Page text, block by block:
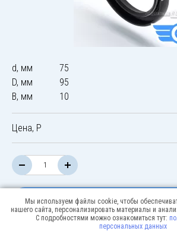
d, мм
75
D, мм
95
B, мм
10
Цена, Р
В корзину
Мы используем файлы cookie, чтобы
нашего сайта, персонализировать материалы и
С подробностями можно ознакомиться тут:
персональных данных